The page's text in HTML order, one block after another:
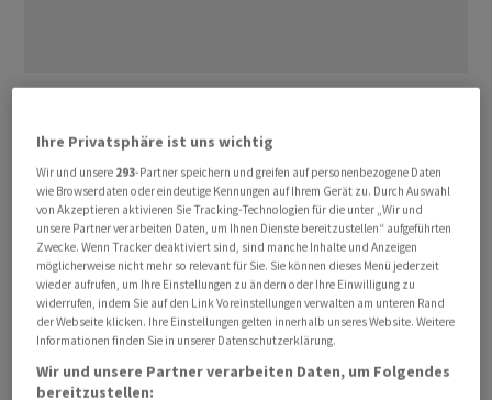
Direktoriumsmitglied Isabel Schnabel über den
Energiesektor hinaus ausgeweitet und das Risiko
steigender Inflationserwartungen zugenommen. Die
EZB kann die inflationären Folgen des Iran-Konflikts
deshalb nicht länger ausblenden.
Schäden an der Energieinfrastruktur und an globalen
Lieferketten hätten die Preisdynamik bereits
nachhaltiger verändert. Deshalb könnten die
Währungshüter zum Handeln gezwungen sein, selbst
Ihre Privatsphäre ist uns wichtig
Wir und unsere 293-Partner speichern und greifen auf personenbezogene Daten
wie Browserdaten oder eindeutige Kennungen auf Ihrem Gerät zu. Durch Auswahl
von Akzeptieren aktivieren Sie Tracking-Technologien für die unter „Wir und
unsere Partner verarbeiten Daten, um Ihnen Dienste bereitzustellen“ aufgeführten
Zwecke. Wenn Tracker deaktiviert sind, sind manche Inhalte und Anzeigen
möglicherweise nicht mehr so relevant für Sie. Sie können dieses Menü jederzeit
wieder aufrufen, um Ihre Einstellungen zu ändern oder Ihre Einwilligung zu
widerrufen, indem Sie auf den Link Voreinstellungen verwalten am unteren Rand
der Webseite klicken. Ihre Einstellungen gelten innerhalb unseres Website. Weitere
Informationen finden Sie in unserer Datenschutzerklärung.
Wir und unsere Partner verarbeiten Daten, um Folgendes
bereitzustellen: